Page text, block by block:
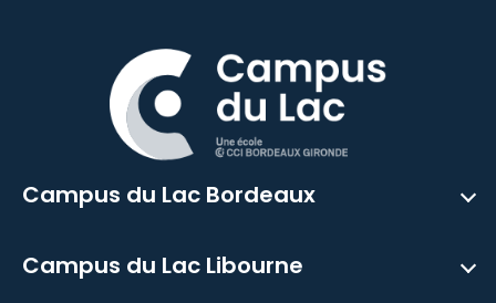
Campus du Lac Bordeaux
Campus du Lac Libourne